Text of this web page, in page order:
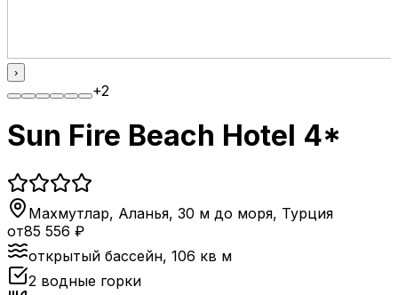
›
+2
Sun Fire Beach Hotel 4*
Махмутлар, Аланья, 30 м до моря, Турция
от85 556 ₽
открытый бассейн, 106 кв м
2 водные горки